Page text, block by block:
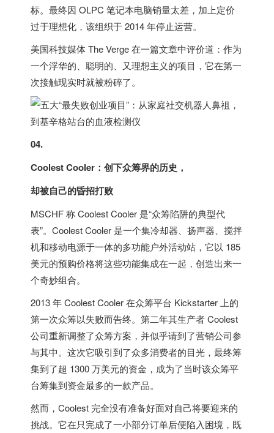
标。最终因 OLPC 笔记本电脑销量太差，加上定价
过于理想化，该组织于 2014 年停止运营。
美国科技媒体 The Verge 在一篇文章中评价道：作为
一个浮华的、聪明的、又理想主义的项目，它在第一
次接触现实时就被粉碎了。
04.
Coolest Cooler：创下众筹界的历史，
却被自己的昏招打败
MSCHF 称 Coolest Cooler 是“众筹陷阱的典型代
表”。Coolest Cooler 是一个集冷却器、扬声器、搅拌
机和移动电源于一体的多功能户外活动站，它以 185
美元的预购价格将这些功能集成在一起，创造出来一
个奇妙组合。
2013 年 Coolest Cooler 在众筹平台 Kickstarter 上的
第一次众筹以失败而告终。第二年其生产者 Coolest
公司重新调整了众筹方案，并似乎请到了营销公司参
与其中。这次它吸引到了众多消费者的目光，最终筹
集到了超 1300 万美元的资金，成为了当时该众筹平
台筹集到资金最多的一款产品。
然而，Coolest 完全没有准备好面对自己将要迎来的
挑战。它在只完成了一小部分订单后便陷入困境，既